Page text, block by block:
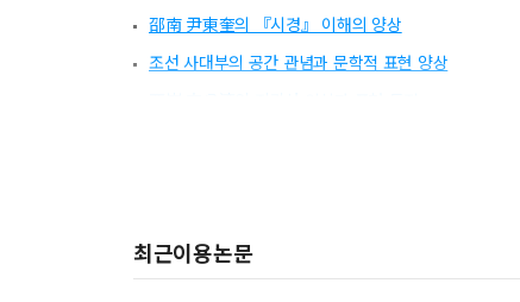
邵南 尹東奎의 『시경』 이해의 양상
조선 사대부의 공간 관념과 문학적 표현 양상
최근이용논문